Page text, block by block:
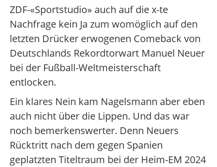
ZDF-«Sportstudio» auch auf die x-te
Nachfrage kein Ja zum womöglich auf den
letzten Drücker erwogenen Comeback von
Deutschlands Rekordtorwart Manuel Neuer
bei der Fußball-Weltmeisterschaft
entlocken.
Ein klares Nein kam Nagelsmann aber eben
auch nicht über die Lippen. Und das war
noch bemerkenswerter. Denn Neuers
Rücktritt nach dem gegen Spanien
geplatzten Titeltraum bei der Heim-EM 2024